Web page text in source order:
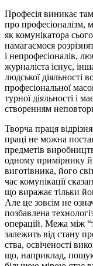
Професія виникає
про професіоналізм,
як кому­ні­катора
намагаємося
і непрофесіоналів,
журналіста існує,
людської діяльності
професіональної
тур­ної діяльності і
ство­рен­ням
Творча праця
пра­ці не можна
пред­метів
одному при­­­мірнику й
виготівника, його
час комунікації
що виражає тільки
Але це зовсім не
позбавлена
операцій. Межа між
залежить від стану
ства, освіченості
що, на­при­клад, пошук